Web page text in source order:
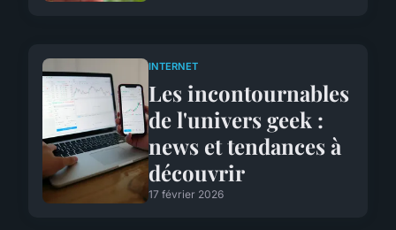
INTERNET
Les incontournables
de l'univers geek :
news et tendances à
découvrir
17 février 2026